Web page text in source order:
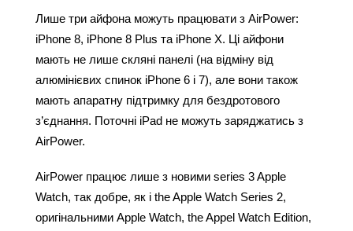
Лише три айфона можуть працювати з AirPower:
iPhone 8, iPhone 8 Plus та iPhone X. Ці айфони
мають не лише скляні панелі (на відміну від
алюмінієвих спинок iPhone 6 і 7), але вони також
мають апаратну підтримку для бездротового
з’єднання. Поточні iPad не можуть заряджатись з
AirPower.
AirPower працює лише з новими series 3 Apple
Watch, так добре, як і the Apple Watch Series 2,
оригінальними Apple Watch, the Appel Watch Edition,